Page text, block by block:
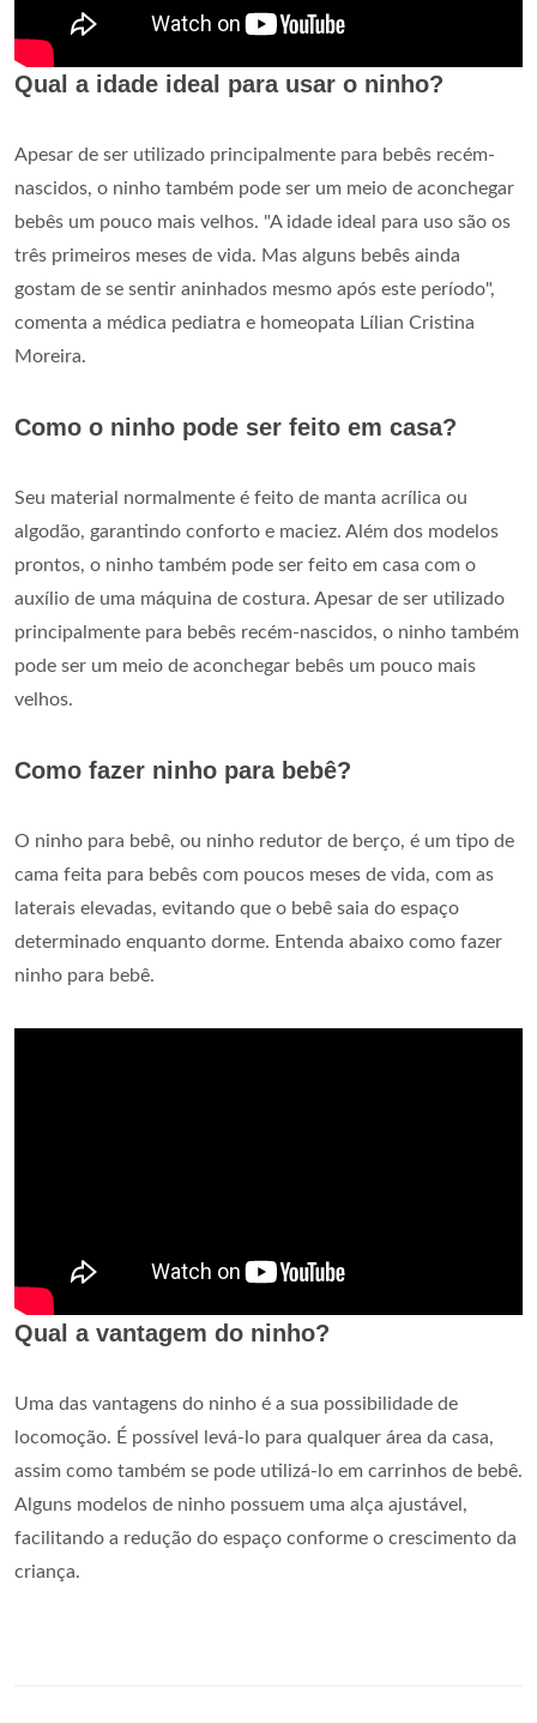
Qual a idade ideal para usar o ninho?
Apesar de ser utilizado principalmente para bebês recém-
nascidos, o ninho também pode ser um meio de aconchegar
bebês um pouco mais velhos. "A idade ideal para uso são os
três primeiros meses de vida. Mas alguns bebês ainda
gostam de se sentir aninhados mesmo após este período",
comenta a médica pediatra e homeopata Lílian Cristina
Moreira.
Como o ninho pode ser feito em casa?
Seu material normalmente é feito de manta acrílica ou
algodão, garantindo conforto e maciez. Além dos modelos
prontos, o ninho também pode ser feito em casa com o
auxílio de uma máquina de costura. Apesar de ser utilizado
principalmente para bebês recém-nascidos, o ninho também
pode ser um meio de aconchegar bebês um pouco mais
velhos.
Como fazer ninho para bebê?
O ninho para bebê, ou ninho redutor de berço, é um tipo de
cama feita para bebês com poucos meses de vida, com as
laterais elevadas, evitando que o bebê saia do espaço
determinado enquanto dorme. Entenda abaixo como fazer
ninho para bebê.
Qual a vantagem do ninho?
Uma das vantagens do ninho é a sua possibilidade de
locomoção. É possível levá-lo para qualquer área da casa,
assim como também se pode utilizá-lo em carrinhos de bebê.
Alguns modelos de ninho possuem uma alça ajustável,
facilitando a redução do espaço conforme o crescimento da
criança.